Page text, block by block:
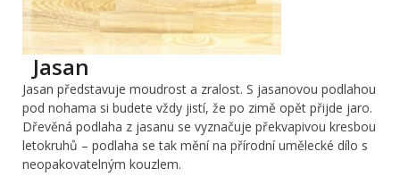
Jasan
Jasan představuje moudrost a zralost. S jasanovou podlahou
pod nohama si budete vždy jistí, že po zimě opět přijde jaro.
Dřevěná podlaha z jasanu se vyznačuje překvapivou kresbou
letokruhů – podlaha se tak mění na přírodní umělecké dílo s
neopakovatelným kouzlem.